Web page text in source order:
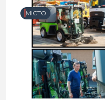
МІСТО